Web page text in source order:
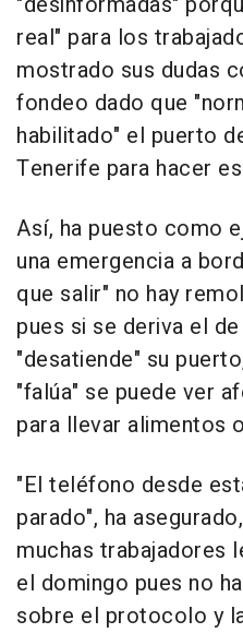
real" para los
mostrado sus dudas
fondeo dado que
habilitado" el puerto
Tenerife para hacer
Así, ha puesto como
una emergencia a
que salir" no hay
pues si se deriva el
"desatiende" su
"falúa" se puede ver
para llevar alimentos
"El teléfono desde
parado", ha
muchas trabajadores
el domingo pues no
sobre el protocolo y